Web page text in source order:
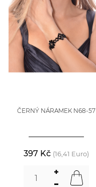
ČERNÝ NÁRAMEK N68-57
397 Kč (16,41 Euro)